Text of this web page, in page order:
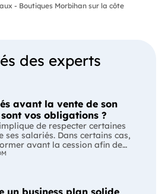
- Boutiques Morbihan sur la côte
des experts
avant la vente de son
vos obligations ?
de respecter certaines
salariés. Dans certains cas,
avant la cession afin de
de présenter une offre
un business plan solide